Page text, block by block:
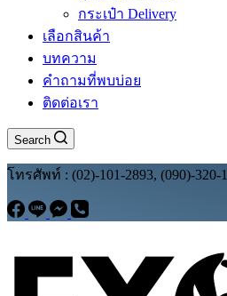
กระเป๋า Delivery
เลือกสินค้า
บทความ
คำถามที่พบบ่อย
ติดต่อเรา
Search
โทรศัพท์ : (02)-101-2893, (090)-